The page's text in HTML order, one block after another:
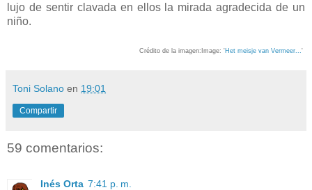
lujo de sentir clavada en ellos la mirada agradecida de un
niño.
Crédito de la imagen:Image: 'Het meisje van Vermeer... '
Toni Solano en 19:01
Compartir
59 comentarios:
Inés Orta 7:41 p. m.